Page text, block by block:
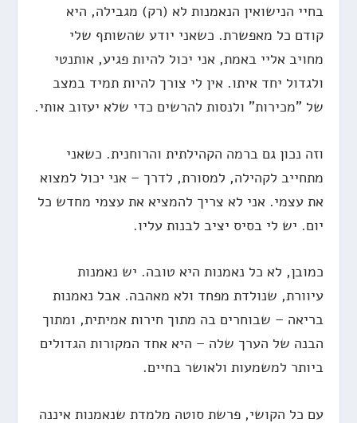
בחיי הנישואין הנאמנות לא (רק) מגבילה, היא
קודם כל מאפשרת. כשאני יודע שהשותף שלי
מחויב אליי באמת, אני יכול להיות פגיע, אותנטי
ולגדול יחד איתו. אין לי צורך להיות תמיד במצב
של "מכירות" ולנסות להרשים כדי שלא יעזוב אותי.
וזה נכון גם ברמה הקהילתית והרוחנית. כשאני
מתחייב לקהילה, למסורת, לדרך – אני יכול למצוא
את עצמי. אני לא צריך להמציא את עצמי מחדש כל
יום. יש לי בסיס יציב לבנות עליו.
כמובן, לא כל נאמנות היא טובה. יש נאמנות
עיוורת, שנולדת מפחד ולא מאהבה. אבל נאמנות
בריאה – שבוחרים בה מתוך חירות אמיתית, ומתוך
הבנה של הערך שלה – היא אחד המקורות הגדולים
ביותר למשמעות ולאושר בחיים.
עם כל הקושי, פרשת סוטה מלמדת שנאמנות איננה